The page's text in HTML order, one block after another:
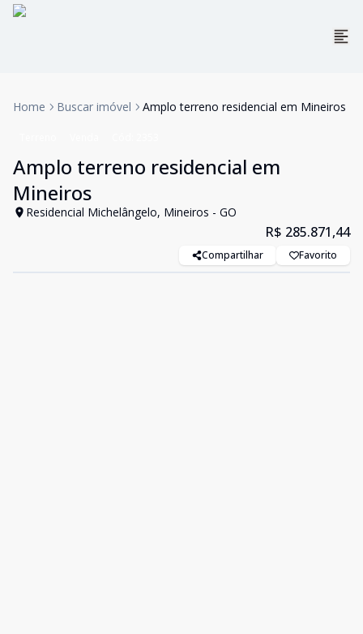
Home Buscar imóvel Amplo terreno residencial em Mineiros
Amplo terreno residencial em
Mineiros
Residencial Michelângelo, Mineiros - GO
R$ 285.871,44
Compartilhar Favorito